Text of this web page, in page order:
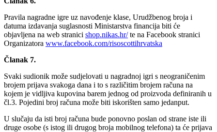
Pravila nagradne igre uz navođenje klase, Urudžbenog broja i
datuma izdavanja suglasnosti Ministarstva financija biti će
objavljena na web stranici shop.nikas.hr/‎te na Facebook stranici
Organizatora www.facebook.com/risoscottihrvatska
Članak 7.
Svaki sudionik može sudjelovati u nagradnoj igri s neograničenim
brojem prijava svakoga dana i to s različitim brojem računa na
kojem je vidljiva kupovina barem jednog od proizvoda definiranih u
čl.3. Pojedini broj računa može biti iskorišten samo jedanput.
U slučaju da isti broj računa bude ponovno poslan od strane iste ili
druge osobe (s istog ili drugog broja mobilnog telefona) ta će prijava